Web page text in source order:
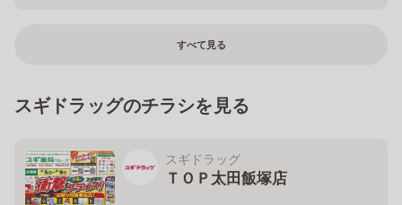
すべて見る
スギドラッグのチラシを見る
スギドラッグ
ＴＯＰ太田飯塚店